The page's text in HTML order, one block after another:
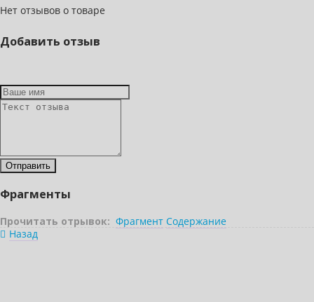
Нет отзывов о товаре
Добавить отзыв
Фрагменты
Прочитать отрывок: Фрагмент Содержание
Назад